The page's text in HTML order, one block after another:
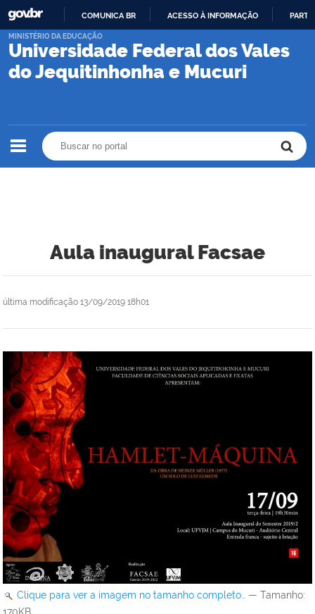
PARA
CONTEÚDO
COMUNICA BR ACESSO À INFORMAÇÃO
Universidade Federal dos Vales
do Jequitinhonha e Mucuri
MINISTÉRIO DA EDUCAÇÃO
Aula inaugural Facsae
última modificação 13/09/2019 18h01
Clique para ver a imagem no tamanho completo… — Tamanho: